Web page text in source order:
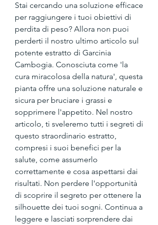
Stai cercando una soluzione efficace
per raggiungere i tuoi obiettivi di
perdita di peso? Allora non puoi
perderti il nostro ultimo articolo sul
potente estratto di Garcinia
Cambogia. Conosciuta come 'la
cura miracolosa della natura', questa
pianta offre una soluzione naturale e
sicura per bruciare i grassi e
sopprimere l'appetito. Nel nostro
articolo, ti sveleremo tutti i segreti di
questo straordinario estratto,
compresi i suoi benefici per la
salute, come assumerlo
correttamente e cosa aspettarsi dai
risultati. Non perdere l'opportunità
di scoprire il segreto per ottenere la
silhouette dei tuoi sogni. Continua a
leggere e lasciati sorprendere dai